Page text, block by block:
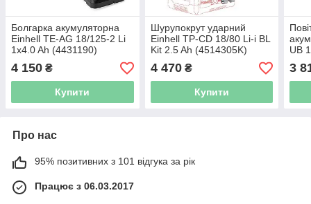
Болгарка акумуляторна
Einhell TE-AG 18/125-2 Li
1x4.0 Ah (4431190)
4 150 ₴
Купити
Шурупокрут ударний
Einhell TP-CD 18/80 Li-i BL
Kit 2.5 Ah (4514305K)
4 470₴
Купити
UB
3
Про нас
95% позитивних з 101 відгука за рік
Працює з 06.03.2017